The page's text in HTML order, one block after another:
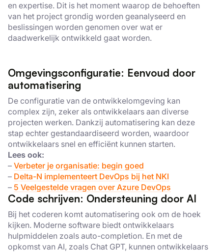
en expertise. Dit is het moment waarop de behoeften
van het project grondig worden geanalyseerd en
beslissingen worden genomen over wat er
daadwerkelijk ontwikkeld gaat worden.
Omgevingsconfiguratie: Eenvoud door
automatisering
De configuratie van de ontwikkelomgeving kan
complex zijn, zeker als ontwikkelaars aan diverse
projecten werken. Dankzij automatisering kan deze
stap echter gestandaardiseerd worden, waardoor
ontwikkelaars snel en efficiënt kunnen starten.
Lees ook:
– Verbeter je organisatie: begin goed
– Delta-N implementeert DevOps bij het NKI
– 5 Veelgestelde vragen over Azure DevOps
Code schrijven: Ondersteuning door AI
Bij het coderen komt automatisering ook om de hoek
kijken. Moderne software biedt ontwikkelaars
hulpmiddelen zoals auto-completion. En met de
opkomst van AI, zoals Chat GPT, kunnen ontwikkelaars